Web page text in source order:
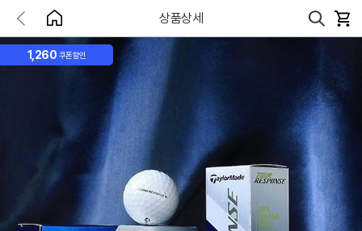
상품상세
1,260 쿠폰할인